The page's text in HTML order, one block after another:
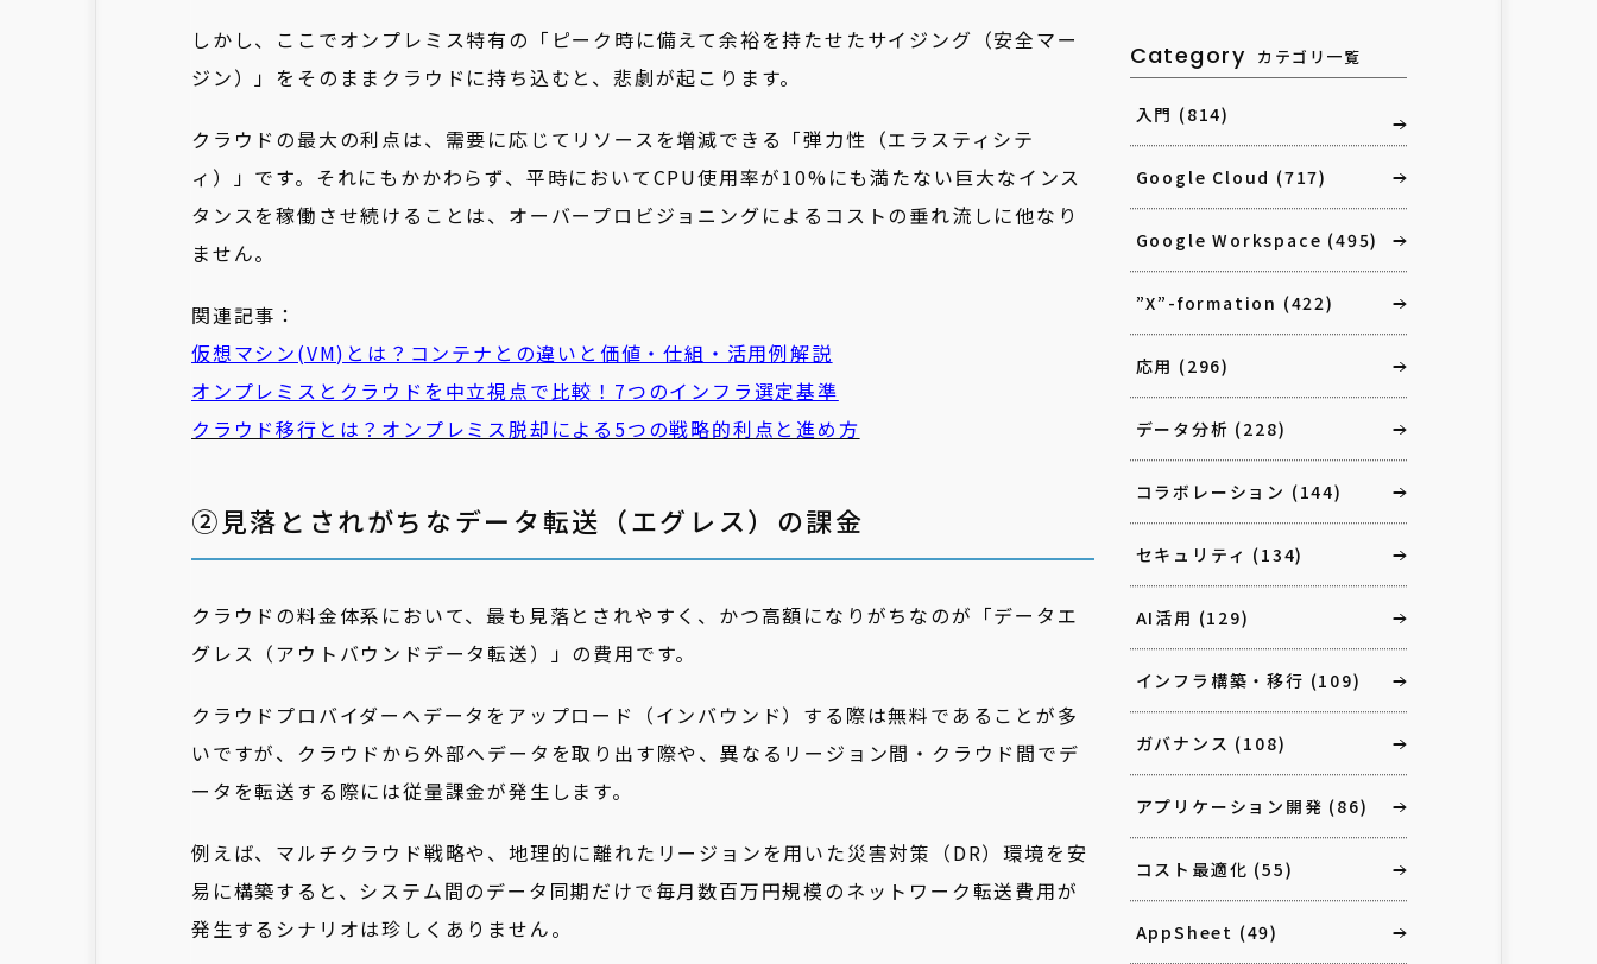
しかし、ここでオンプレミス特有の「ピーク時に備えて余裕を持たせたサイジング（安全マー
ジン）」をそのままクラウドに持ち込むと、悲劇が起こります。
クラウドの最大の利点は、需要に応じてリソースを増減できる「弾力性（エラスティシテ
ィ）」です。それにもかかわらず、平時においてCPU使用率が10%にも満たない巨大なインス
タンスを稼働させ続けることは、オーバープロビジョニングによるコストの垂れ流しに他なり
ません。
関連記事：
仮想マシン(VM)とは？コンテナとの違いと価値・仕組・活用例解説
オンプレミスとクラウドを中立視点で比較！7つのインフラ選定基準
クラウド移行とは？オンプレミス脱却による5つの戦略的利点と進め方
②見落とされがちなデータ転送（エグレス）の課金
クラウドの料金体系において、最も見落とされやすく、かつ高額になりがちなのが「データエ
グレス（アウトバウンドデータ転送）」の費用です。
クラウドプロバイダーへデータをアップロード（インバウンド）する際は無料であることが多
いですが、クラウドから外部へデータを取り出す際や、異なるリージョン間・クラウド間でデ
ータを転送する際には従量課金が発生します。
例えば、マルチクラウド戦略や、地理的に離れたリージョンを用いた災害対策（DR）環境を安
易に構築すると、システム間のデータ同期だけで毎月数百万円規模のネットワーク転送費用が
発生するシナリオは珍しくありません。
Category カテゴリ一覧
入門 (814)
Google Cloud (717)
Google Workspace (495)
”X”-formation (422)
応用 (296)
データ分析 (228)
コラボレーション (144)
セキュリティ (134)
AI活用 (129)
インフラ構築・移行 (109)
ガバナンス (108)
アプリケーション開発 (86)
コスト最適化 (55)
AppSheet (49)